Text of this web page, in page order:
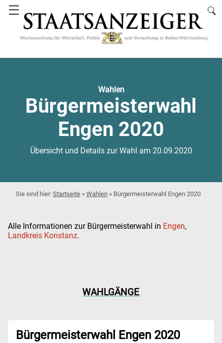
☰
Wahlen
Bürgermeisterwahl
Engen 2020
Übersicht und Details zur Wahl am 20.09.2020
Startseite » Wahlen » Bürgermeisterwahl Engen 2020
Alle Informationen zur Bürgermeisterwahl in Engen,
Landkreis Konstanz.
WAHLGÄNGE
Bürgermeisterwahl Engen 2020